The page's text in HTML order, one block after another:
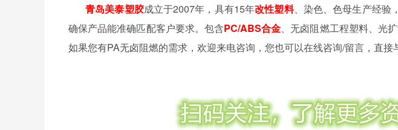
青岛美泰塑胶成立于2007年，具有15年改性塑料、染色、色母生产经验
确保产品能准确匹配客户要求。包含PC/ABS合金、无卤阻燃工程塑料、光
如果您有PA无卤阻燃的需求，欢迎来电咨询，您也可以在线咨询/留言，直接